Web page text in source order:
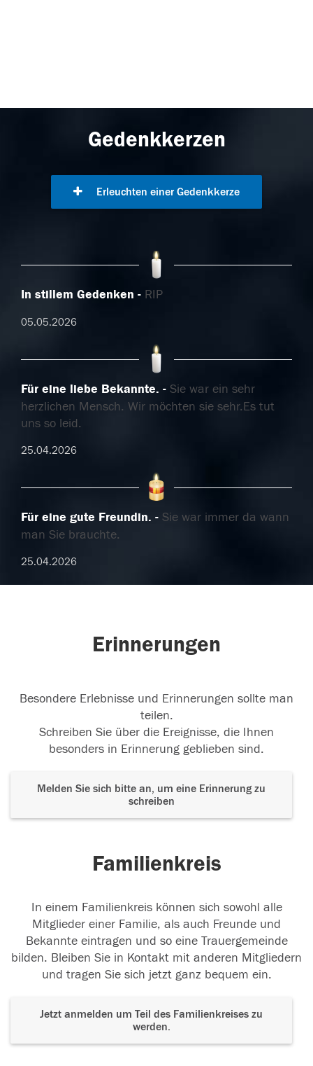
Gedenkkerzen
Erleuchten einer Gedenkkerze
In stillem Gedenken RIP
05.05.2026
Für eine liebe Bekannte.
Sie war ein sehr
herzlichen Mensch. Wir möchten sie sehr.Es tut
uns so leid.
25.04.2026
Für eine gute Freundin.
Sie war immer da wann
man Sie brauchte.
25.04.2026
Erinnerungen
Besondere Erlebnisse und Erinnerungen sollte man
teilen.
Schreiben Sie über die Ereignisse, die Ihnen
besonders in Erinnerung geblieben sind.
Melden Sie sich bitte an, um eine Erinnerung zu
schreiben
Familienkreis
In einem Familienkreis können sich sowohl alle
Mitglieder einer Familie, als auch Freunde und
Bekannte eintragen und so eine Trauergemeinde
bilden. Bleiben Sie in Kontakt mit anderen Mitgliedern
und tragen Sie sich jetzt ganz bequem ein.
Jetzt anmelden um Teil des Familienkreises zu
werden.